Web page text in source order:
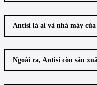
Antisi là ai và nhà máy
Ngoài ra, Antisi còn sản